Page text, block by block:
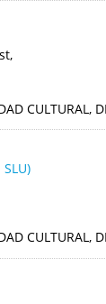
CULTURAL,
CULTURAL,